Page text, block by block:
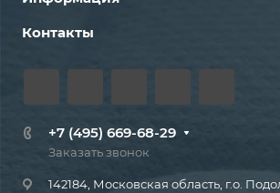
Контакты
+7 (495) 669-68-29
Заказать звонок
142184, Московская область, г.о.